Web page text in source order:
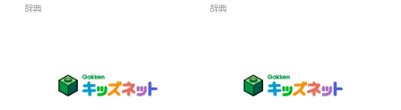
辞典 辞典